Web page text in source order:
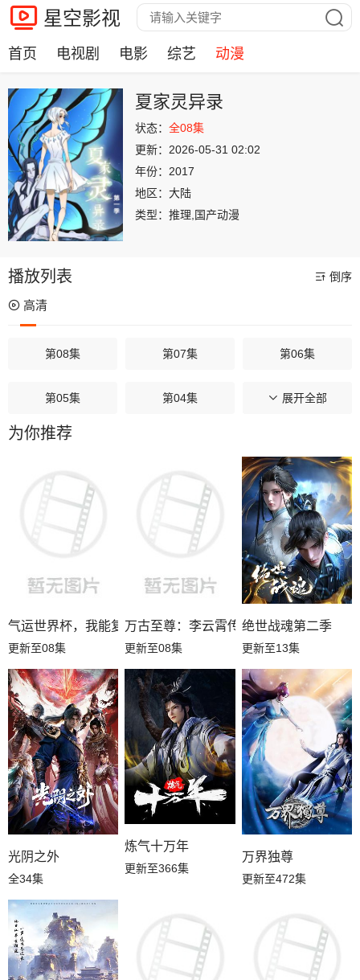
星空影视
首页 电视剧 电影 综艺 动漫
夏家灵异录
状态： 全08集
更新： 2026-05-31 02:02
年份： 2017
地区： 大陆
类型： 推理,国产动漫
播放列表 倒序
高清
第08集 第07集 第06集
第05集 第04集 第03集
第02集
展开全部
为你推荐
气运世界杯，我能复制所有球星技能
更新至08集
万古至尊：李云霄传
更新至08集
绝世战魂第二季
更新至13集
光阴之外
全34集
炼气十万年
更新至366集
万界独尊
更新至472集